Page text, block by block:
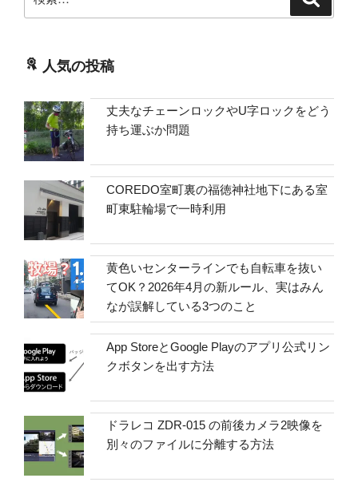
索:
人気の投稿
丈夫なチェーンロックやU字ロックをどう
持ち運ぶか問題
COREDO室町裏の福徳神社地下にある室
町東駐輪場で一時利用
黄色いセンターラインでも自転車を抜い
てOK？2026年4月の新ルール、実はみん
なが誤解している3つのこと
App StoreとGoogle Playのアプリ公式リン
クボタンを出す方法
ドラレコ ZDR-015 の前後カメラ2映像を
別々のファイルに分離する方法